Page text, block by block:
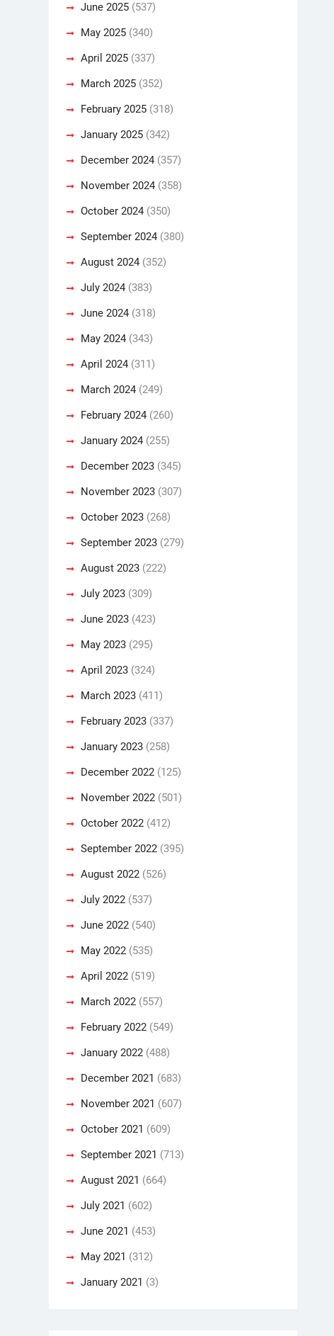
June 2025 (537)
May 2025 (340)
April 2025 (337)
March 2025 (352)
February 2025 (318)
January 2025 (342)
December 2024 (357)
November 2024 (358)
October 2024 (350)
September 2024 (380)
August 2024 (352)
July 2024 (383)
June 2024 (318)
May 2024 (343)
April 2024 (311)
March 2024 (249)
February 2024 (260)
January 2024 (255)
December 2023 (345)
November 2023 (307)
October 2023 (268)
September 2023 (279)
August 2023 (222)
July 2023 (309)
June 2023 (423)
May 2023 (295)
April 2023 (324)
March 2023 (411)
February 2023 (337)
January 2023 (258)
December 2022 (125)
November 2022 (501)
October 2022 (412)
September 2022 (395)
August 2022 (526)
July 2022 (537)
June 2022 (540)
May 2022 (535)
April 2022 (519)
March 2022 (557)
February 2022 (549)
January 2022 (488)
December 2021 (683)
November 2021 (607)
October 2021 (609)
September 2021 (713)
August 2021 (664)
July 2021 (602)
June 2021 (453)
May 2021 (312)
January 2021 (3)